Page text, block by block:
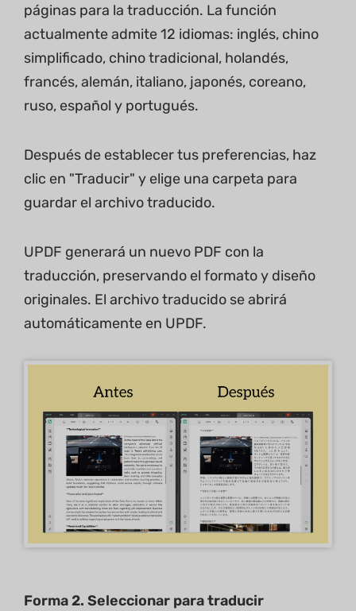
páginas para la traducción. La función
actualmente admite 12 idiomas: inglés, chino
simplificado, chino tradicional, holandés,
francés, alemán, italiano, japonés, coreano,
ruso, español y portugués.
Después de establecer tus preferencias, haz
clic en "Traducir" y elige una carpeta para
guardar el archivo traducido.
UPDF generará un nuevo PDF con la
traducción, preservando el formato y diseño
originales. El archivo traducido se abrirá
automáticamente en UPDF.
Forma 2. Seleccionar para traducir